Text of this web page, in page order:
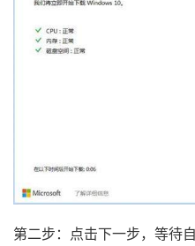
第二步：点击下一步，等待